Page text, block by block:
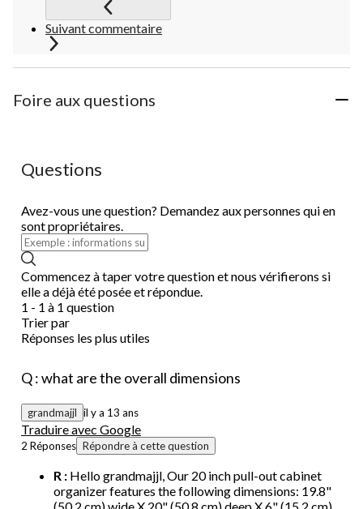
Suivant commentaire
Foire aux questions
Questions
Avez-vous une question? Demandez aux personnes qui en
sont propriétaires.
Commencez à taper votre question et nous vérifierons si
elle a déjà été posée et répondue.
1 - 1 à 1 question
Trier par
Réponses les plus utiles
Q : what are the overall dimensions
grandmajjl il y a 13 ans
Traduire avec Google
2 Réponses Répondre à cette question
R : Hello grandmajjl, Our 20 inch pull-out cabinet
organizer features the following dimensions: 19.8"